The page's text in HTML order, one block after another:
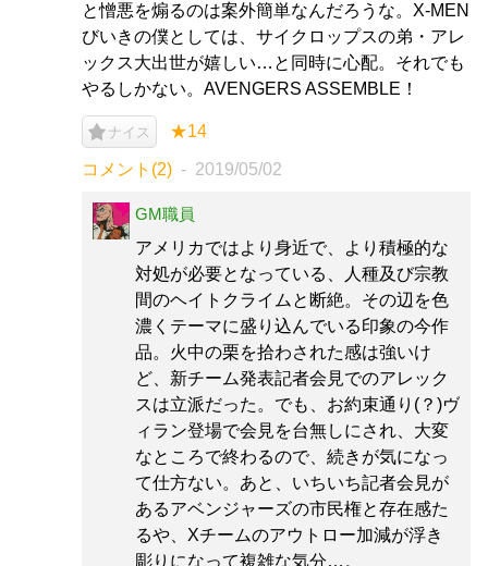
と憎悪を煽るのは案外簡単なんだろうな。X-MEN
びいきの僕としては、サイクロップスの弟・アレ
ックス大出世が嬉しい…と同時に心配。それでも
やるしかない。AVENGERS ASSEMBLE！
ナイス ★14
コメント(2) 2019/05/02
GM職員
アメリカではより身近で、より積極的な
対処が必要となっている、人種及び宗教
間のヘイトクライムと断絶。その辺を色
濃くテーマに盛り込んでいる印象の今作
品。火中の栗を拾わされた感は強いけ
ど、新チーム発表記者会見でのアレック
スは立派だった。でも、お約束通り(？)ヴ
ィラン登場で会見を台無しにされ、大変
なところで終わるので、続きが気になっ
て仕方ない。あと、いちいち記者会見が
あるアベンジャーズの市民権と存在感た
るや、Xチームのアウトロー加減が浮き
彫りになって複雑な気分…。